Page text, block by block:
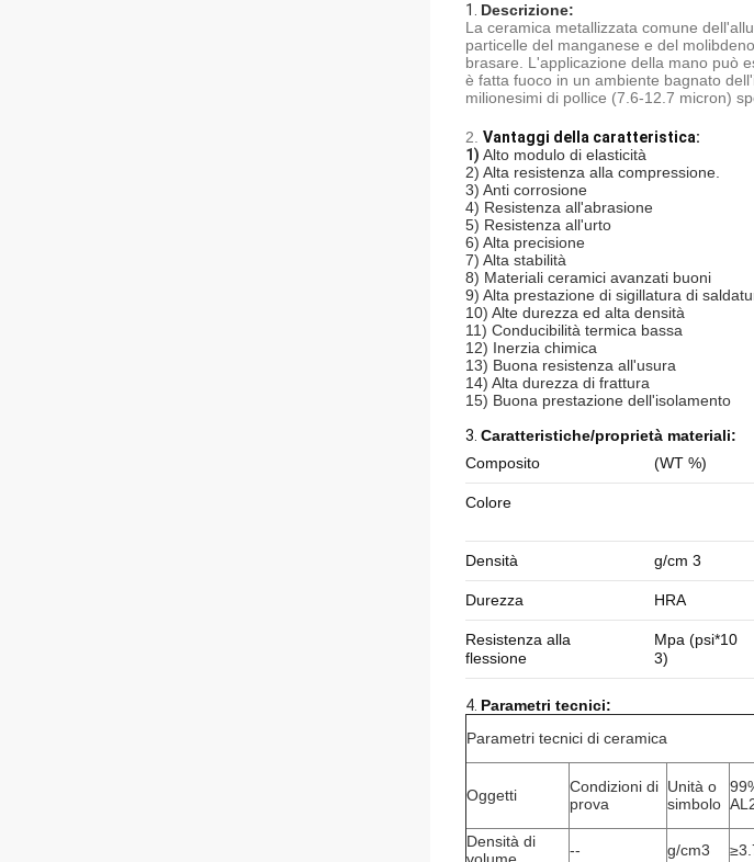
1. Descrizione:
La ceramica metallizzata comune
particelle del manganese e del
brasare. L'applicazione della mano può
è fatta fuoco in un ambiente bagnato
milionesimi di pollice (7.6-12.7 micron)
2. Vantaggi della caratteristica:
1) Alto modulo di elasticità
2) Alta resistenza alla compressione.
3) Anti corrosione
4) Resistenza all'abrasione
5) Resistenza all'urto
6) Alta precisione
7) Alta stabilità
8) Materiali ceramici avanzati buoni
9) Alta prestazione di sigillatura di
10) Alte durezza ed alta densità
11) Conducibilità termica bassa
12) Inerzia chimica
13) Buona resistenza all'usura
14) Alta durezza di frattura
15) Buona prestazione dell'isolamento
3. Caratteristiche/proprietà materiali:
Composito
(WT %)
Colore
Densità g/cm 3
Durezza HRA
Resistenza alla
flessione
Mpa (psi*10
3)
4. Parametri tecnici:
Parametri tecnici di ceramica
Oggetti
Condizioni di
prova
Unità o
simbolo
Densità di
-- g/cm3